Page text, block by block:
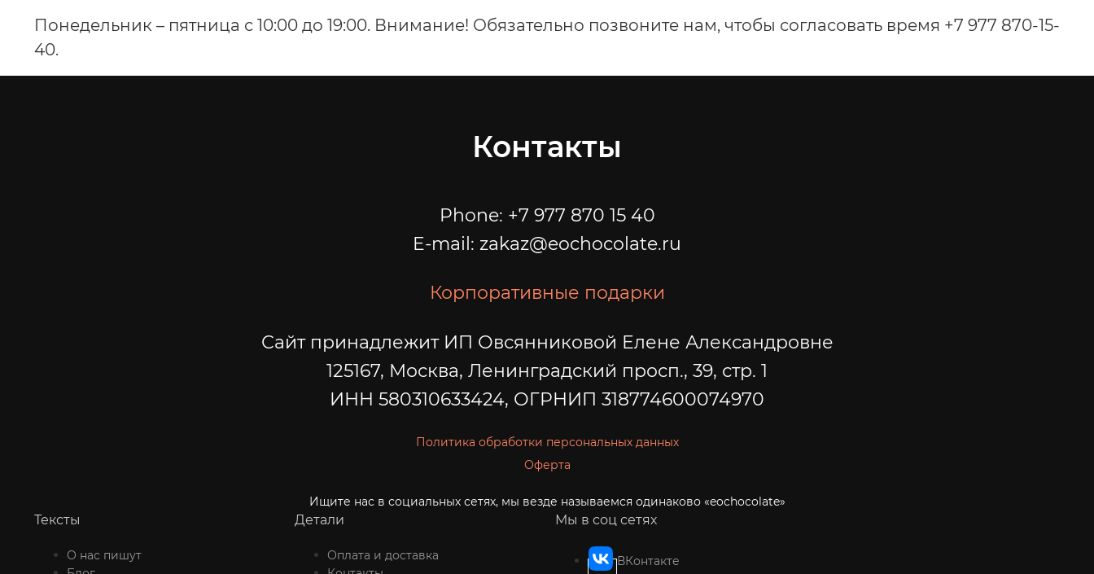
Понедельник – пятница с 10:00 до 19:00. Внимание! Обязательно позвоните нам, чтобы согласовать время +7 977 870-15-
40.
Контакты
Phone: +7 977 870 15 40
E-mail: zakaz@eochocolate.ru
Корпоративные подарки
Сайт принадлежит ИП Овсянниковой Елене Александровне
125167, Москва, Ленинградский просп., 39, стр. 1
ИНН 580310633424, ОГРНИП 318774600074970
Политика обработки персональных данных
Оферта
Ищите нас в социальных сетях, мы везде называемся одинаково «eochocolate»
Тексты
О нас пишут
Детали
Оплата и доставка
Мы в соц сетях
ВКонтакте